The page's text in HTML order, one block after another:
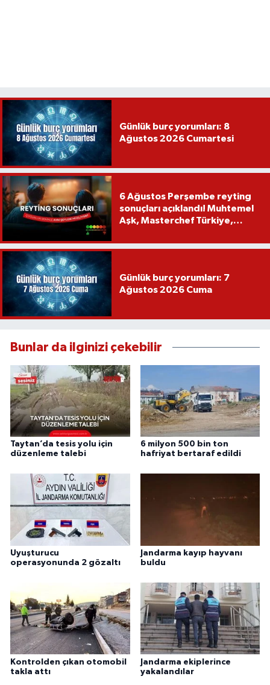
Günlük burç yorumları: 8
Ağustos 2026 Cumartesi
6 Ağustos Perşembe reyting
sonuçları açıklandı! Muhtemel
Aşk, Masterchef Türkiye,
Günlük burç yorumları: 7
Ağustos 2026 Cuma
Bunlar da ilginizi çekebilir
Taytan’da tesis yolu için
düzenleme talebi
6 milyon 500 bin ton
hafriyat bertaraf edildi
Uyuşturucu
operasyonunda 2 gözaltı
Jandarma kayıp hayvanı
buldu
Kontrolden çıkan otomobil
takla attı
Jandarma ekiplerince
yakalandılar